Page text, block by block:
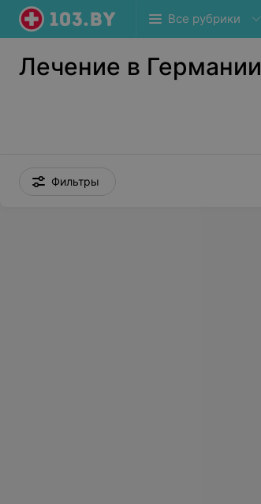
Все рубрики
Лечение в Германии
Фильтры